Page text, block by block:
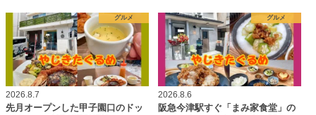
グルメ
2026.8.7
先月オープンした甲子園口のドッ
グルメ
2026.8.6
阪急今津駅すぐ「まみ家食堂」の